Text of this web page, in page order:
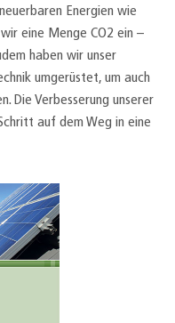
Energien wie
eine Menge CO2 ein –
haben wir unser
umgerüstet, um auch
Die Verbesserung unserer
auf dem Weg in eine